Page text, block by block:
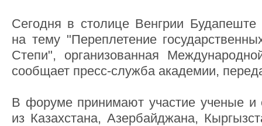
Сегодня в столице Венгрии Будапеште
на тему "Переплетение
Степи", организованная
сообщает пресс-служба академии,
В форуме принимают участие ученые и
из Казахстана, Азербайджана,